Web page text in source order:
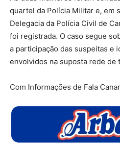
quartel da Polícia Militar e, em
Delegacia da Polícia Civil de
foi registrada. O caso segue
a participação das suspeitas e
envolvidos na suposta rede de
Com Informações de Fala